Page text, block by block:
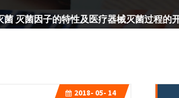
菌 灭菌因子的特性及医疗器械灭菌过程
2018- 05- 14